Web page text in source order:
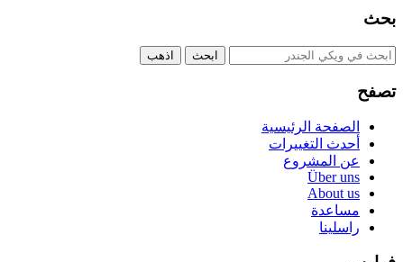
بحث
تصفح
الصفحة الرئيسية
أحدث التغييرات
عن المشروع
Über uns
About us
مساعدة
راسلينا